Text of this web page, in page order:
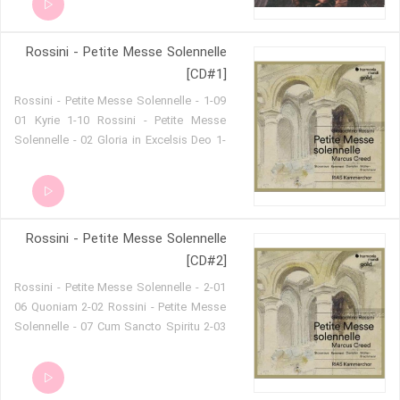
Che vecchio sospettoso! 221 - Act 2 - Il
Temporale 223 - Act 2 - Alfine eccoci
qua 224 - Act 2 - Ah, qual colpo
inaspettato! 225 - Act 2 - Zitti, zitti,
piano, piano 226 - Act 2 - Ah, disgraziati
noi! 227 - Act 2 - Insomma io ho tutti i
Rossini - Petite Messe Solennelle
[CD#1]
1-09 Rossini - Petite Messe Solennelle -
01 Kyrie 1-10 Rossini - Petite Messe
Solennelle - 02 Gloria in Excelsis Deo 1-
03 Gratias agimus tibi 1-12 Rossini -
Petite Messe Solennelle - 04 Domine
Solennelle - 05 Qui tollis peccata mundi
Rossini - Petite Messe Solennelle
[CD#2]
2-01 Rossini - Petite Messe Solennelle -
06 Quoniam 2-02 Rossini - Petite Messe
Solennelle - 07 Cum Sancto Spiritu 2-03
Credo in unum Deum 2-04 Rossini -
Petite Messe Solennelle - 09 Crucifixus